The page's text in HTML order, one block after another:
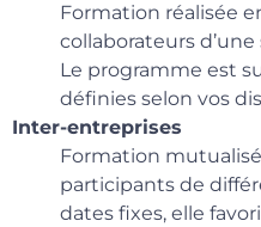
Formation réalisée
collaborateurs
Le programme est
définies selon vos
Inter-entreprises
Formation
participants de
dates fixes, elle